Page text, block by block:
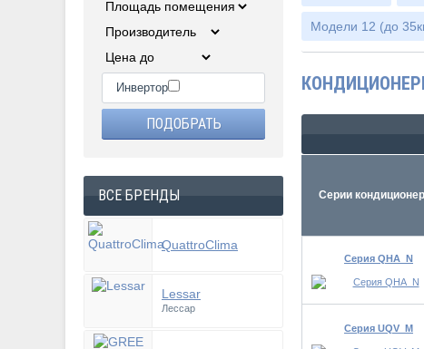
Модели 12 (до
Серии
Серия QHA_N
Серия UQV_M
Инвертор
ВСЕ БРЕНДЫ
QuattroClima
Lessar
Лессар